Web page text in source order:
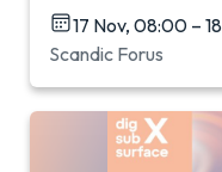
17 Nov, 08:00 –
Scandic Forus